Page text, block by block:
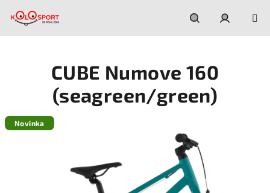
Hľadať
CUBE Numove 160
(seagreen/green)
Novinka